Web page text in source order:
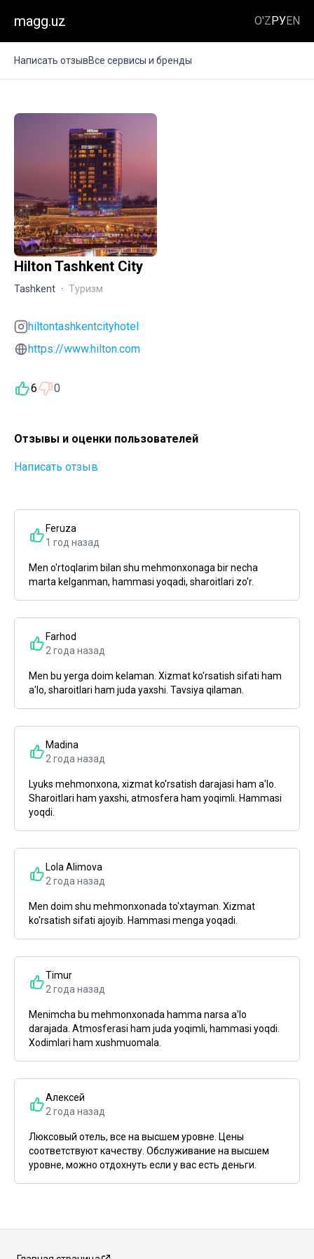
magg.uz O'ZРУEN
Написать отзывВсе сервисы и бренды
Hilton Tashkent City
Tashkent · Туризм
hiltontashkentcityhotel
https://www.hilton.com
6 0
Отзывы и оценки пользователей
Написать отзыв
Feruza
1 год назад
Men o'rtoqlarim bilan shu mehmonxonaga bir necha
marta kelganman, hammasi yoqadi, sharoitlari zo'r.
Farhod
2 года назад
Men bu yerga doim kelaman. Xizmat ko'rsatish sifati ham
a'lo, sharoitlari ham juda yaxshi. Tavsiya qilaman.
Madina
2 года назад
Lyuks mehmonxona, xizmat ko'rsatish darajasi ham a'lo.
Sharoitlari ham yaxshi, atmosfera ham yoqimli. Hammasi
yoqdi.
Lola Alimova
2 года назад
Men doim shu mehmonxonada to'xtayman. Xizmat
ko'rsatish sifati ajoyib. Hammasi menga yoqadi.
Timur
2 года назад
Menimcha bu mehmonxonada hamma narsa a'lo
darajada. Atmosferasi ham juda yoqimli, hammasi yoqdi.
Xodimlari ham xushmuomala.
Алексей
2 года назад
Люксовый отель, все на высшем уровне. Цены
соответствуют качеству. Обслуживание на высшем
уровне, можно отдохнуть если у вас есть деньги.